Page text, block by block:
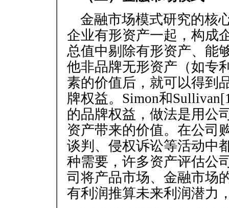
金融市场模式研究的核
企业有形资产一起，构成
总值中剔除有形资产、能
他非品牌无形资产（如专
素的价值后，就可以得到
牌权益。Simon和
的品牌权益，做法是用公
资产带来的价值。在公司
谈判、侵权诉讼等活动中
种需要，许多资产评估公
司将产品市场、金融市场
有利润推算未来利润潜力